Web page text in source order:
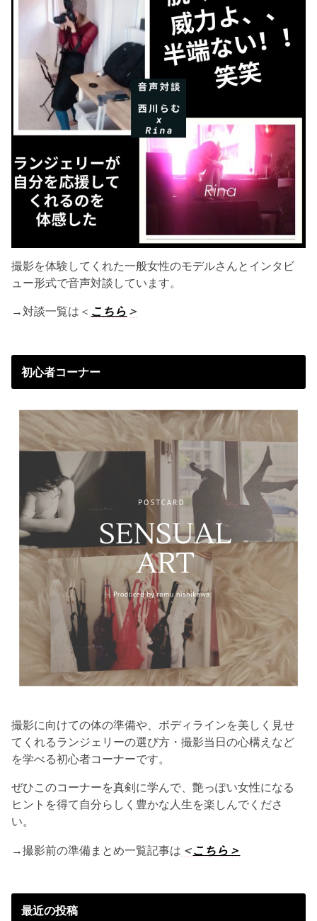
撮影を体験してくれた一般女性のモデルさんとインタビ
ュー形式で音声対談しています。
→対談一覧は＜ こちら ＞
初心者コーナー
撮影に向けての体の準備や、ボディラインを美しく見せ
てくれるランジェリーの選び方・撮影当日の心構えなど
を学べる初心者コーナーです。
ぜひこのコーナーを真剣に学んで、艶っぽい女性になる
ヒントを得て自分らしく豊かな人生を楽しんでくださ
い。
→撮影前の準備まとめ一覧記事は ＜ こちら＞
最近の投稿